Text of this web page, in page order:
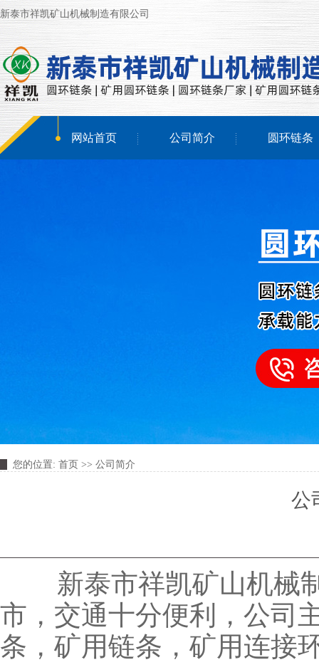
新泰市祥凯矿山机械制造有限公司
网站首页 公司简介 圆环链条
您的位置: 首页 >> 公司简介
公
新泰市祥凯矿山机械制
市，交通十分便利，公司
条，矿用链条，矿用连接